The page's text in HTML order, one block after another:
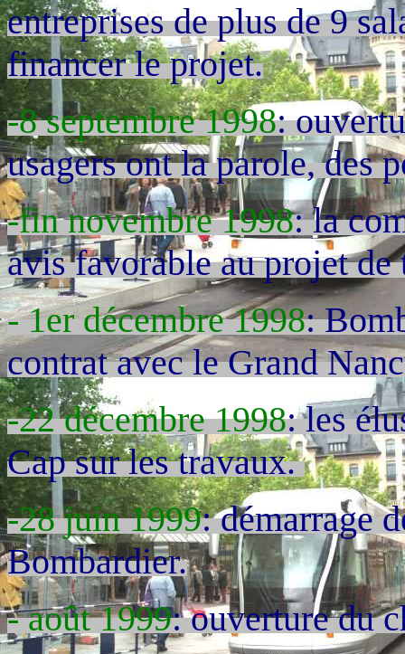
entreprises de plus de 9
financer le projet.
-8 septembre 1998:
usagers ont la parole, des
-fin novembre 1998: la
avis favorable au projet de
- 1er décembre 1998:
contrat avec le Grand
-22 décembre 1998: les
Cap sur les travaux.
-28 juin 1999: démarrage
Bombardier.
- août 1999: ouverture du